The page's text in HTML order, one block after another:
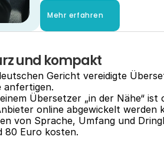
Mehr erfahren
und kompakt
Gericht vereidigte
anfertigen.
Übersetzer „in der Nähe“
online abgewickelt werden
von Sprache, Umfang und
80 Euro kosten.